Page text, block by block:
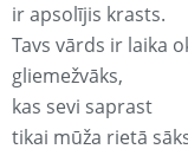
ir apsolījis krasts.
Tavs vārds ir laika
gliemežvāks,
kas sevi saprast
tikai mūža rietā